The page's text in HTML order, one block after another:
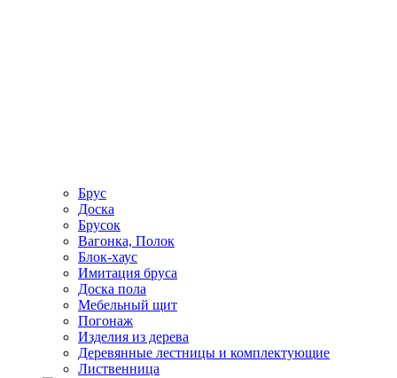
Брус
Доска
Брусок
Вагонка, Полок
Блок-хаус
Имитация бруса
Доска пола
Мебельный щит
Погонаж
Изделия из дерева
Деревянные лестницы и комплектующие
Лиственница